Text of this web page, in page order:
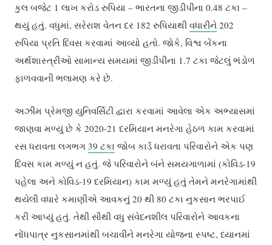
કુલ બજેટ 1 લાખ કરોડ રુપિયા – ભારતના જીડીપીના 0.48 ટકા –
થયું હતું. વધુમાં, સરેરાશ વેતન દર 182 રુપિયાથીવધારીને 202
રુપિયા પ્રતિ દિવસ કરવામાં આવ્યો હતો. જોકે, વિશ્વ બેંકના
અર્થશાસ્ત્રીઓ સામાન્ય સમયમાં જીડીપીના 1.7 ટકા જેટલું ભંડોળ
ફાળવવાની ભલામણ કરે છે.
અઝીમ પ્રેમજી યુનિવર્સિટી દ્વારા કરવામાં આવેલા એક અભ્યાસમાં
જાણવા મળ્યું છે કે 2020-21 દરમિયાન મનરેગા હેઠળ કામ કરવામાં
રસ ધરાવતા લગભગ39 ટકા જોબ કાર્ડ ધરાવતા પરિવારોને એક પણ
દિવસ કામ મળ્યું ન હતું. જે પરિવારોને બંને સમયગાળામાં (કોવિડ-19
પહેલા અને કોવિડ-19 દરમિયાન) કામ મળ્યું હતું તેમને મનરેગામાંથી
થયેલી વધારે કમાણીએ આવકનું 20 થી 80 ટકા નુકસાન ભરપાઈ
કરી આપ્યું હતું. તેથી સૌથી વધુ સંવેદનશીલ પરિવારોને આવકના
નોંધપાત્ર નુકસાનમાંથી બચાવીને મનરેગા યોજના સ્પષ્ટ, ધ્યાનમાં